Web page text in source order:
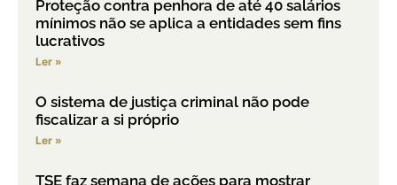
Proteção contra penhora de até 40 salários
mínimos não se aplica a entidades sem fins
lucrativos
Ler »
O sistema de justiça criminal não pode
fiscalizar a si próprio
Ler »
TSE faz semana de ações para mostrar